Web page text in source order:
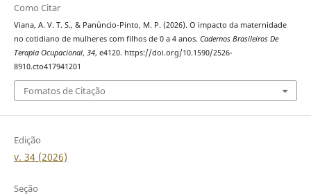
Como Citar
Viana, A. V. T. S., & Panúncio-Pinto, M. P. (2026). O impacto da maternidade
no cotidiano de mulheres com filhos de 0 a 4 anos. Cadernos Brasileiros De
Terapia Ocupacional, 34, e4120. https://doi.org/10.1590/2526-
8910.cto417941201
Fomatos de Citação
Edição
v. 34 (2026)
Seção